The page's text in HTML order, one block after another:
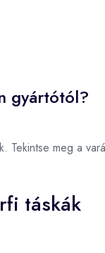
gyártótól?
Tekintse meg a
táskák